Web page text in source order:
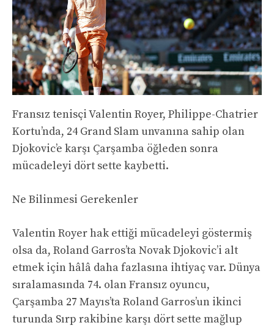
Fransız tenisçi Valentin Royer, Philippe-Chatrier
Kortu’nda, 24 Grand Slam unvanına sahip olan
Djokovic’e karşı Çarşamba öğleden sonra
mücadeleyi dört sette kaybetti.
Ne Bilinmesi Gerekenler
Valentin Royer hak ettiği mücadeleyi göstermiş
olsa da, Roland Garros’ta Novak Djokovic’i alt
etmek için hâlâ daha fazlasına ihtiyaç var. Dünya
sıralamasında 74. olan Fransız oyuncu,
Çarşamba 27 Mayıs’ta Roland Garros’un ikinci
turunda Sırp rakibine karşı dört sette mağlup